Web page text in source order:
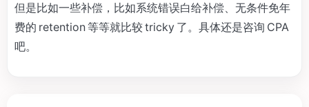
但是比如一些补偿，比如系统错误白给补偿、无条件免年
费的 retention 等等就比较 tricky 了。具体还是咨询 CPA
吧。